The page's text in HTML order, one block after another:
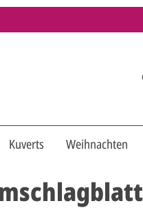
Kuverts Weihnachten